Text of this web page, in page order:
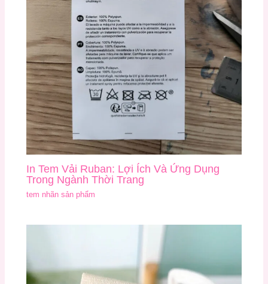
In Tem Vải Ruban: Lợi Ích Và Ứng Dụng
Trong Ngành Thời Trang
tem nhãn sản phẩm